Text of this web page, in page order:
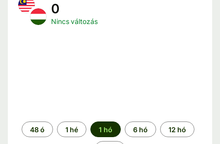
0
Nincs változás
Időszak
48 ó 1 hé 1 hó 6 hó 12 hó